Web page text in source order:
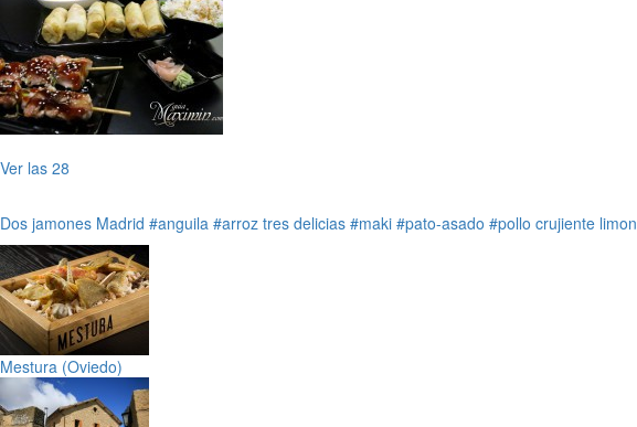
Ver las 28
Dos jamones Madrid #anguila #arroz tres delicias #maki #pato-asado #pollo crujiente limon
Mestura (Oviedo)